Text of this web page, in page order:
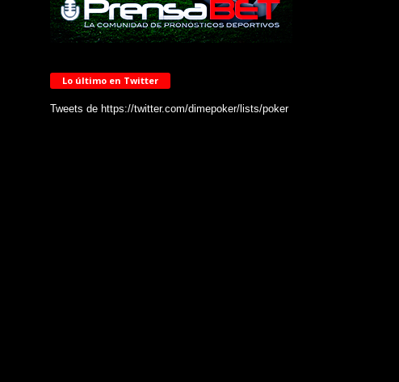
Lo último en Twitter
Tweets de https://twitter.com/dimepoker/lists/poker